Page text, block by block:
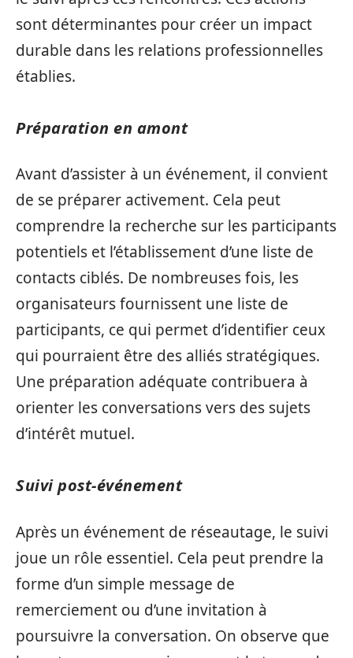
sont déterminantes pour créer un impact
durable dans les relations professionnelles
établies.
Préparation en amont
Avant d’assister à un événement, il convient
de se préparer activement. Cela peut
comprendre la recherche sur les participants
potentiels et l’établissement d’une liste de
contacts ciblés. De nombreuses fois, les
organisateurs fournissent une liste de
participants, ce qui permet d’identifier ceux
qui pourraient être des alliés stratégiques.
Une préparation adéquate contribuera à
orienter les conversations vers des sujets
d’intérêt mutuel.
Suivi post-événement
Après un événement de réseautage, le suivi
joue un rôle essentiel. Cela peut prendre la
forme d’un simple message de
remerciement ou d’une invitation à
poursuivre la conversation. On observe que